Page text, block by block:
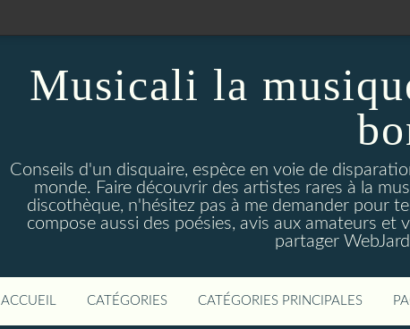
Musicali la
Conseils d'un disquaire, espèce en voie de
monde. Faire découvrir des artistes rares à la
discothèque, n'hésitez pas à me demander pour
compose aussi des poésies, avis aux amateurs
partager
ACCUEIL CATÉGORIES CATÉGORIES PRINCIPALES